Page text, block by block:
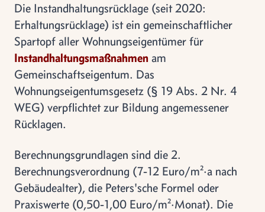
Die Instandhaltungsrücklage (seit 2020:
Erhaltungsrücklage) ist ein gemeinschaftlicher
Spartopf aller Wohnungseigentümer für
Instandhaltungsmaßnahmen am
Gemeinschaftseigentum. Das
Wohnungseigentumsgesetz (§ 19 Abs. 2 Nr. 4
WEG) verpflichtet zur Bildung angemessener
Rücklagen.
Berechnungsgrundlagen sind die 2.
Berechnungsverordnung (7-12 Euro/m²·a nach
Gebäudealter), die Peters'sche Formel oder
Praxiswerte (0,50-1,00 Euro/m²·Monat). Die